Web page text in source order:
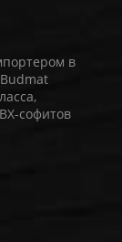
в
софитов